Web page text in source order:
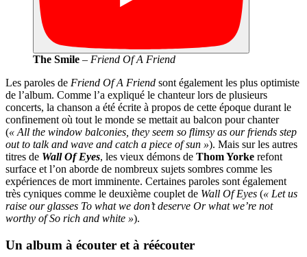
The Smile – Friend Of A Friend
Les paroles de Friend Of A Friend sont également les plus optimiste
de l’album. Comme l’a expliqué le chanteur lors de plusieurs
concerts, la chanson a été écrite à propos de cette époque durant le
confinement où tout le monde se mettait au balcon pour chanter
(« All the window balconies, they seem so flimsy as our friends step
out to talk and wave and catch a piece of sun »). Mais sur les autres
titres de Wall Of Eyes, les vieux démons de Thom Yorke refont
surface et l’on aborde de nombreux sujets sombres comme les
expériences de mort imminente. Certaines paroles sont également
très cyniques comme le deuxième couplet de Wall Of Eyes (« Let us
raise our glasses To what we don’t deserve Or what we’re not
worthy of So rich and white »).
Un album à écouter et à réécouter